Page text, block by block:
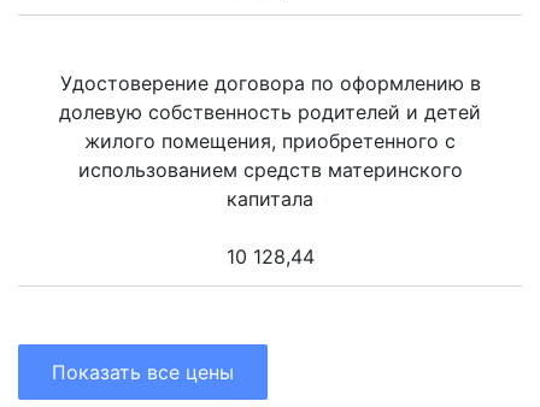
Удостоверение договора по оформлению в
долевую собственность родителей и детей
жилого помещения, приобретенного с
использованием средств материнского
капитала
10 128,44
Показать все цены